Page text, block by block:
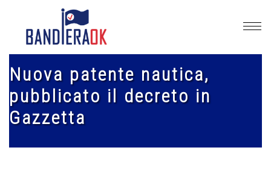
Nuova patente nautica,
pubblicato il decreto in
Gazzetta